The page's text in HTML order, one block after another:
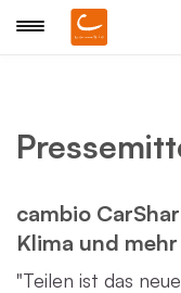
cambio
Klima und
"Teilen ist das